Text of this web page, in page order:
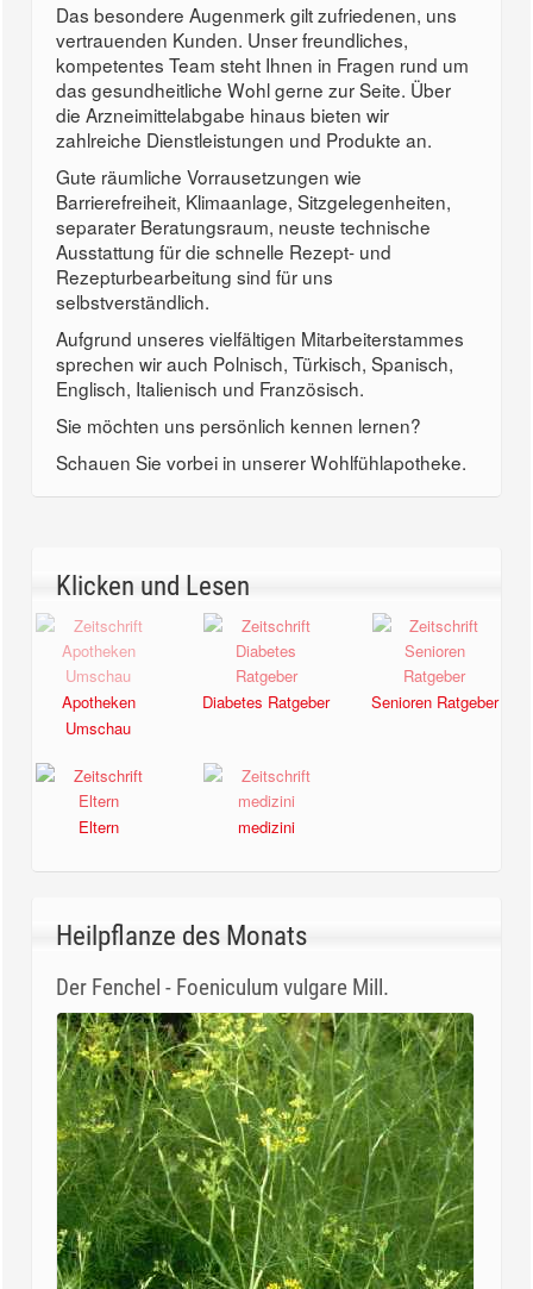
Das besondere Augenmerk gilt zufriedenen, uns
vertrauenden Kunden. Unser freundliches,
kompetentes Team steht Ihnen in Fragen rund um
das gesundheitliche Wohl gerne zur Seite. Über
die Arzneimittelabgabe hinaus bieten wir
zahlreiche Dienstleistungen und Produkte an.
Gute räumliche Vorrausetzungen wie
Barrierefreiheit, Klimaanlage, Sitzgelegenheiten,
separater Beratungsraum, neuste technische
Ausstattung für die schnelle Rezept- und
Rezepturbearbeitung sind für uns
selbstverständlich.
Aufgrund unseres vielfältigen Mitarbeiterstammes
sprechen wir auch Polnisch, Türkisch, Spanisch,
Englisch, Italienisch und Französisch.
Sie möchten uns persönlich kennen lernen?
Schauen Sie vorbei in unserer Wohlfühlapotheke.
Klicken und Lesen
Apotheken
Umschau
Diabetes Ratgeber Senioren Ratgeber
Eltern medizini
Heilpflanze des Monats
Der Fenchel - Foeniculum vulgare Mill.